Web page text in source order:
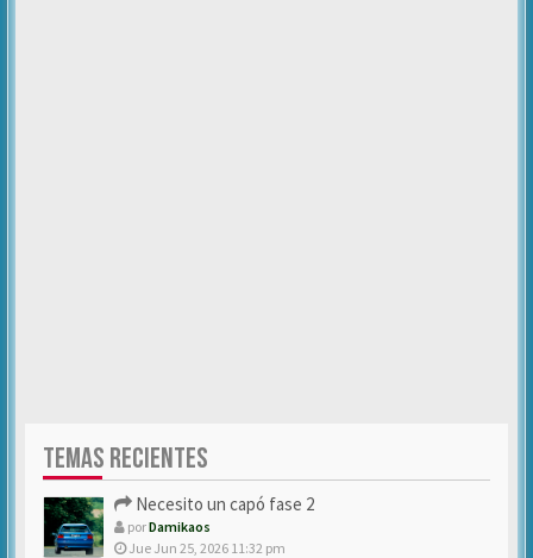
TEMAS RECIENTES
Necesito un capó fase 2
porDamikaos
Jue Jun 25, 2026 11:32 pm